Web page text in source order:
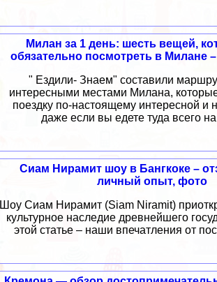
Милан за 1 день: шесть вещей,
обязательно посмотреть в Милане
" Ездили- Знаем" составили
интересными местами Милана,
поездку по-настоящему интересной и
даже если вы едете туда всего
Сиам Нирамит шоу в Бангкоке –
личный опыт, фото
Шоу Сиам Нирамит (Siam Niramit)
культурное наследие древнейшего
этой статье – наши впечатления от